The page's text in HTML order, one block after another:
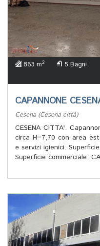
863 m2 5 Bagni
CAPANNONE
Cesena (Cesena città)
CESENA CITTA'.
circa H=7,70 con area
e servizi igienici.
Superficie commerciale: